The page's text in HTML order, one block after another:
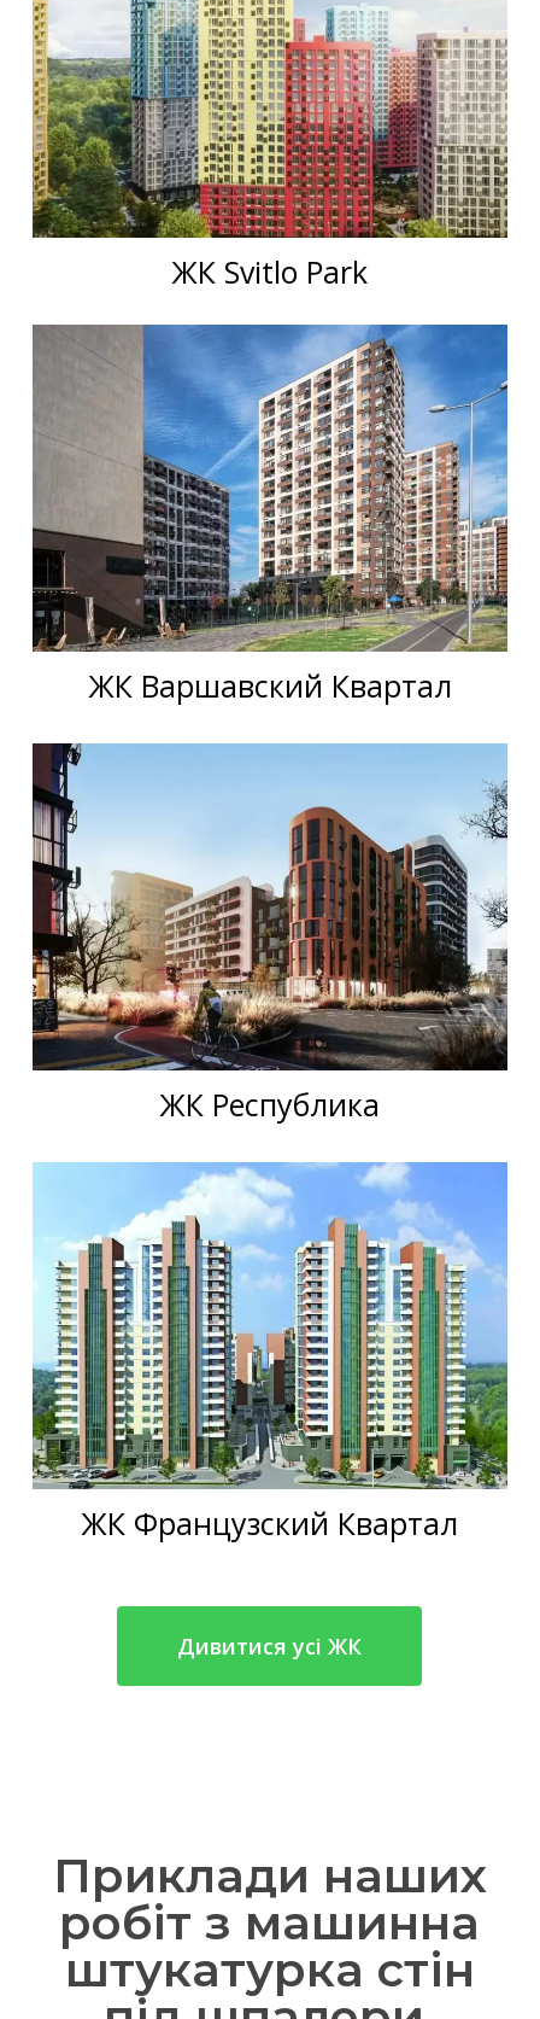
ЖК Svitlo Park
ЖК Варшавский Квартал
ЖК Республика
ЖК Французский Квартал
Дивитися усі ЖК
Приклади наших
робіт з машинна
штукатурка стін